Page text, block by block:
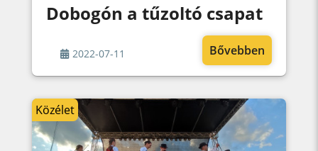
Dobogón a tűzoltó csapat
2022-07-11 Bővebben
Közélet